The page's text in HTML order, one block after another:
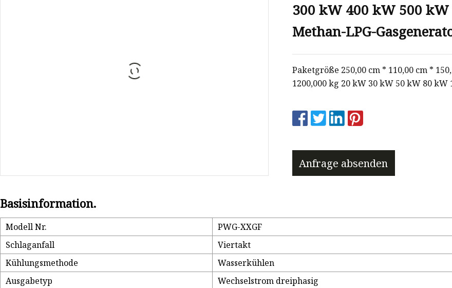
300 kW 400 kW 500
Methan-LPG-
Paketgröße 250,00 cm * 110,00 cm *
1200,000 kg 20 kW 30 kW 50 kW 80 kW
Anfrage absenden
Basisinformation.
Modell Nr.
PWG-XXGF
Schlaganfall
Viertakt
Kühlungsmethode
Wasserkühlen
Ausgabetyp
Wechselstrom dreiphasig